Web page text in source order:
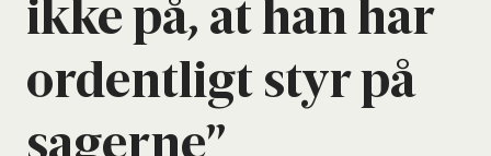
ikke på, at han har
ordent­ligt styr på
sager­ne”